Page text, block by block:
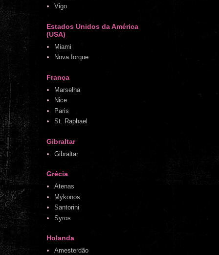
Vigo
Estados Unidos da América
(USA)
Miami
Nova Iorque
França
Marselha
Nice
Paris
St. Raphael
Gibraltar
Gibraltar
Grécia
Atenas
Mykonos
Santorini
Syros
Holanda
Amesterdão